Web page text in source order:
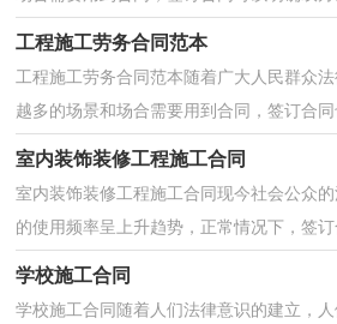
工程施工劳务合同范本
工程施工劳务合同范本随着广大人民群众
越多的场景和场合需要用到合同，签订合
一。那么大家知道合同的格式吗？以下是小
室内装饰装修工程施工合同
室内装饰装修工程施工合同现今社会公众
的使用频率呈上升趋势，正常情况下，签
学校施工合同
学校施工合同随着人们法律意识的建立，